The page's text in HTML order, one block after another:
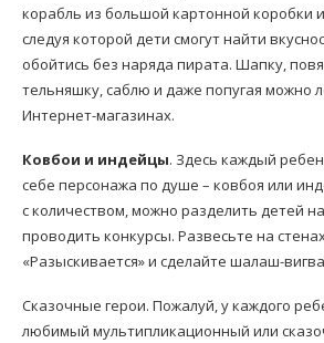
корабль из большой картонной коробки
следуя которой дети смогут найти
обойтись без наряда пирата. Шапку,
тельняшку, саблю и даже попугая можно
Интернет-магазинах.
Ковбои и индейцы. Здесь каждый
себе персонажа по душе – ковбоя или
с количеством, можно разделить детей
проводить конкурсы. Развесьте на
«Разыскивается» и сделайте шалаш-
Сказочные герои. Пожалуй, у каждого
любимый мультипликационный или